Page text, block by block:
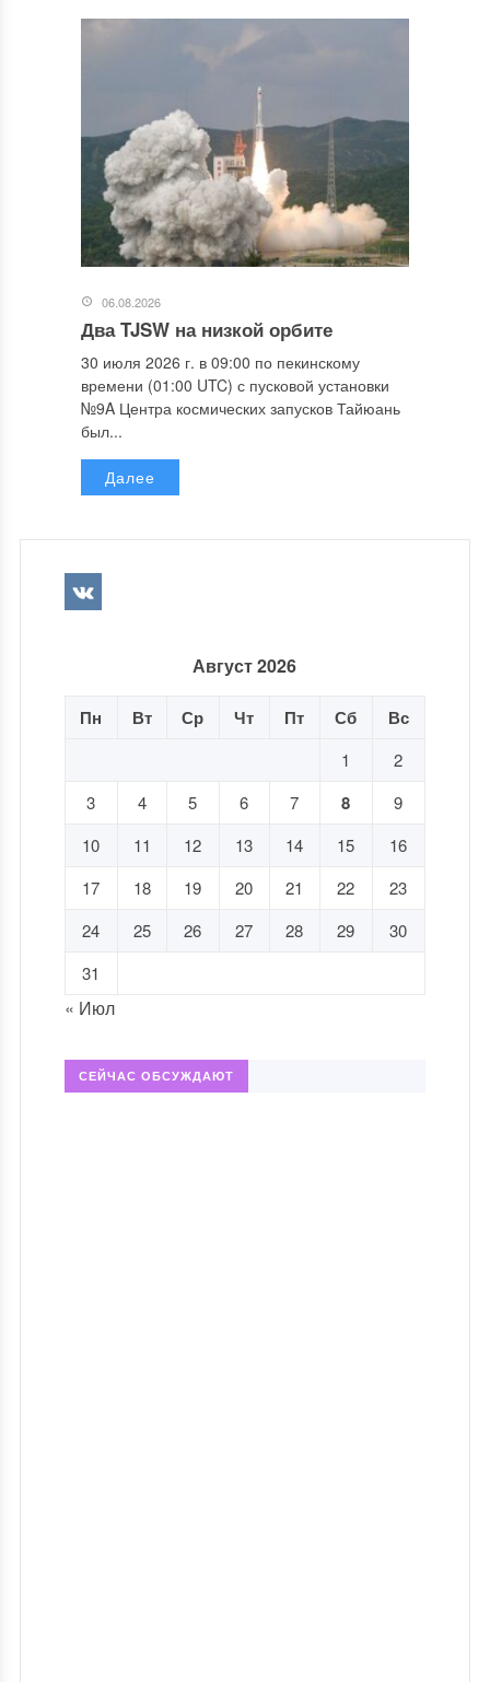
06.08.2026
Два TJSW на низкой орбите
30 июля 2026 г. в 09:00 по пекинскому
времени (01:00 UTC) с пусковой установки
№9A Центра космических запусков Тайюань
был...
Далее
Август 2026
Пн Вт Ср Чт Пт Сб Вс
1
2
3
4 5 6 7 8
9
10
11 12 13 14 15
16
17
18 19 20 21 22
23
24
25 26 27 28 29
30
31
« Июл
СЕЙЧАС ОБСУЖДАЮТ